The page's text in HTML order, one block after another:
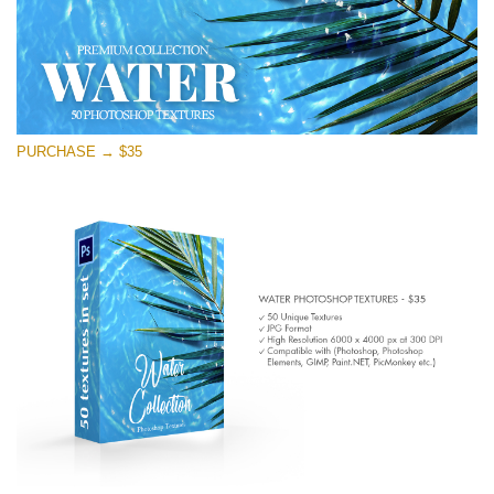
Entire Collection
(1783 Overlays)
Large 6000*4000px
Darmowe Pobieranie
PURCHASE → $35